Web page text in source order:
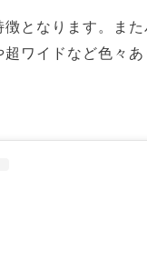
となります。ま
ワイドなど色々